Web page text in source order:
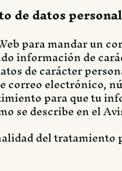
de datos
para mandar un
información de
de carácter
correo electrónico,
para que tu
se describe en el
del